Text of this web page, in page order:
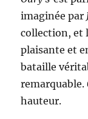
imaginée par
collection, et
plaisante et
bataille
remarquable.
hauteur.